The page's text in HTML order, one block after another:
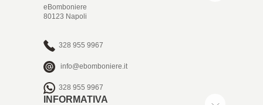
eBomboniere
80123 Napoli
328 955 9967
info@ebomboniere.it
328 955 9967
INFORMATIVA